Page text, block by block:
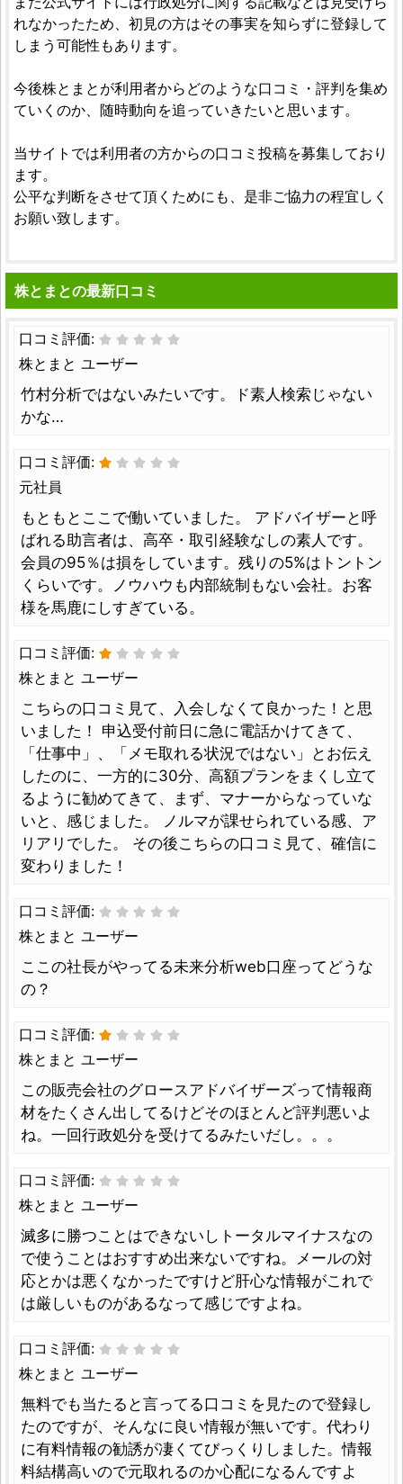
れなかったため、初見の方はその事実を知らずに登録して
しまう可能性もあります。
今後株とまとが利用者からどのような口コミ・評判を集め
ていくのか、随時動向を追っていきたいと思います。
当サイトでは利用者の方からの口コミ投稿を募集しており
ます。
公平な判断をさせて頂くためにも、是非ご協力の程宜しく
お願い致します。
株とまとの最新口コミ
口コミ評価:
株とまと ユーザー
竹村分析ではないみたいです。ド素人検索じゃない
かな…
口コミ評価:
元社員
もともとここで働いていました。 アドバイザーと呼
ばれる助言者は、高卒・取引経験なしの素人です。
会員の95％は損をしています。残りの5%はトントン
くらいです。ノウハウも内部統制もない会社。お客
様を馬鹿にしすぎている。
口コミ評価:
株とまと ユーザー
こちらの口コミ見て、入会しなくて良かった！と思
いました！ 申込受付前日に急に電話かけてきて、
「仕事中」、「メモ取れる状況ではない」とお伝え
したのに、一方的に30分、高額プランをまくし立て
るように勧めてきて、まず、マナーからなっていな
いと、感じました。 ノルマが課せられている感、ア
リアリでした。 その後こちらの口コミ見て、確信に
変わりました！
口コミ評価:
株とまと ユーザー
ここの社長がやってる未来分析web口座ってどうな
の？
口コミ評価:
株とまと ユーザー
この販売会社のグロースアドバイザーズって情報商
材をたくさん出してるけどそのほとんど評判悪いよ
ね。一回行政処分を受けてるみたいだし。。。
口コミ評価:
株とまと ユーザー
滅多に勝つことはできないしトータルマイナスなの
で使うことはおすすめ出来ないですね。メールの対
応とかは悪くなかったですけど肝心な情報がこれで
は厳しいものがあるなって感じですよね。
口コミ評価:
株とまと ユーザー
無料でも当たると言ってる口コミを見たので登録し
たのですが、そんなに良い情報が無いです。代わり
に有料情報の勧誘が凄くてびっくりしました。情報
料結構高いので元取れるのか心配になるんですよ